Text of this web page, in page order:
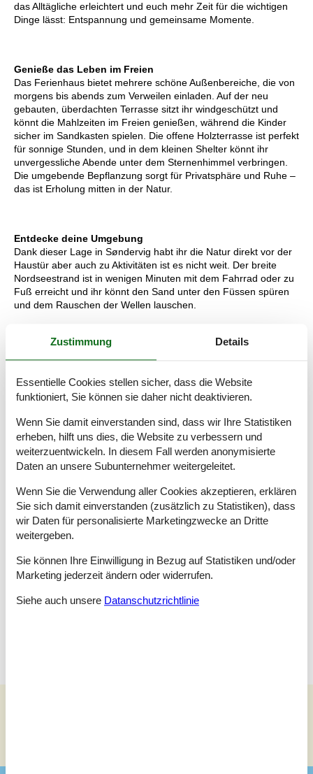
das Alltägliche erleichtert und euch mehr Zeit für die wichtigen
Dinge lässt: Entspannung und gemeinsame Momente.
Genieße das Leben im Freien
Das Ferienhaus bietet mehrere schöne Außenbereiche, die von
morgens bis abends zum Verweilen einladen. Auf der neu
gebauten, überdachten Terrasse sitzt ihr windgeschützt und
könnt die Mahlzeiten im Freien genießen, während die Kinder
sicher im Sandkasten spielen. Die offene Holzterrasse ist perfekt
für sonnige Stunden, und in dem kleinen Shelter könnt ihr
unvergessliche Abende unter dem Sternenhimmel verbringen.
Die umgebende Bepflanzung sorgt für Privatsphäre und Ruhe –
das ist Erholung mitten in der Natur.
Entdecke deine Umgebung
Dank dieser Lage in Søndervig habt ihr die Natur direkt vor der
Haustür aber auch zu Aktivitäten ist es nicht weit. Der breite
Nordseestrand ist in wenigen Minuten mit dem Fahrrad oder zu
Fuß erreicht und ihr könnt den Sand unter den Füssen spüren
und dem Rauschen der Wellen lauschen.
und dem jährlichen Sandskulpturenfestival - ein echtes Highlight
Wer Lust auf Bewegung hat, findet in der Umgebung eine
Golfanlage, ein gut ausgebautes Radwegenetz und einige der
beliebtesten Surfspots. Darüber hinaus lädt der Ringkøbing
Fjord mit seiner herrlichen Natur zu entspannten Spaziergängen
ein. Wir wissen, dass gerade diese Mischung aus Ruhe und
Erlebnissen euren Urlaub hier bei uns so besonders macht.
GRATIS!Verleih von Hochstühlen und Kinderbetten.
E-Auto-Ladung:In diesem Haus gibt es eine Ladestation für
Elektroautos.
Raumaufteilung
Schlafzimmer
Doppelbett - 180*200
Schlafzimmer
Einzelbett - 80*200
Zustimmung Details
Essentielle Cookies stellen sicher, dass die Website
funktioniert, Sie können sie daher nicht deaktivieren.
Wenn Sie damit einverstanden sind, dass wir Ihre Statistiken
erheben, hilft uns dies, die Website zu verbessern und
weiterzuentwickeln. In diesem Fall werden anonymisierte
Daten an unsere Subunternehmer weitergeleitet.
Wenn Sie die Verwendung aller Cookies akzeptieren, erklären
Sie sich damit einverstanden (zusätzlich zu Statistiken), dass
wir Daten für personalisierte Marketingzwecke an Dritte
weitergeben.
Sie können Ihre Einwilligung in Bezug auf Statistiken und/oder
Marketing jederzeit ändern oder widerrufen.
Siehe auch unsere Datanschutzrichtlinie